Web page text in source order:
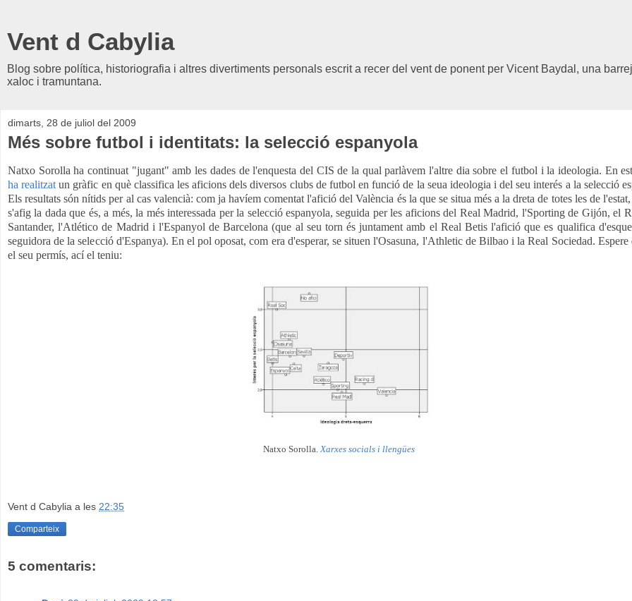
Vent d Cabylia
Blog sobre política, historiografia i altres divertiments personals escrit a recer del vent de ponent per Vicent Baydal, una
xaloc i tramuntana.
dimarts, 28 de juliol del 2009
Més sobre futbol i identitats: la selecció espanyola
Natxo Sorolla ha continuat "jugant" amb les dades de l'enquesta del CIS de la qual parlàvem l'altre dia sobre el futbol i la ideologia. En
ha realitzat un gràfic en què classifica les aficions dels diversos clubs de futbol en funció de la seua ideologia i del seu interés a la selecció
Els resultats són nítids per al cas valencià: com ja havíem comentatl'afició del València és la que se situa més a la dreta de totes les de
s'afig la dada que és, a més, la més interessada per la selecció espanyola, seguida per les aficions del Real Madrid, l'Sporting de Gijón, el
Santander, l'Atlético de Madrid i l'Espanyol de Barcelona (que al seu torn és juntament amb el Real Betis l'afició que es qualifica
seguidora de la selecció d'Espanya). En el pol oposat, com era d'esperar, se situen l'Osasuna, l'Athletic de Bilbao i la Real Sociedad. Espere
el seu permís, ací el teniu:
Natxo Sorolla. Xarxes socials i llengües
Vent d Cabylia a les 22:35
Comparteix
5 comentaris: